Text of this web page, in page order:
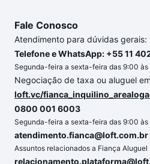
Fale Conosco
Atendimento para dúvidas gerais:
Telefone e WhatsApp: +55 11
Segunda-feira a sexta-feira das 9:00 às
Negociação de taxa ou aluguel
loft.vc/
0800 001 6003
Segunda-feira a sexta-feira das 9:00 às
atendimento.fianca@loft.com.br
Assuntos relacionados a Fiança Aluguel